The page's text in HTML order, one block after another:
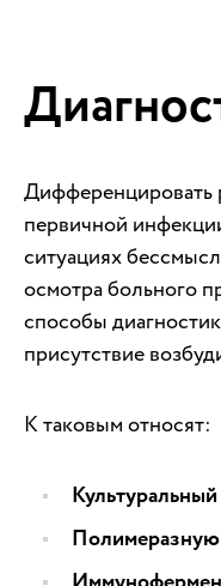
Дифференцировать
первичной
ситуациях
осмотра больного
способы
присутствие
К таковым относят:
Культуральный
Полимеразную